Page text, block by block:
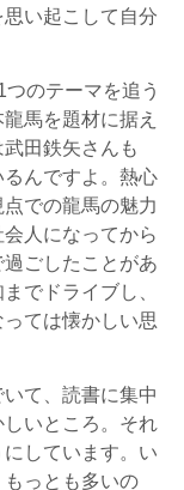
い起こして自分
のテーマを追う
馬を題材に据え
田鉄矢さんも
るんですよ。熱心
での龍馬の魅力
人になってから
ごしたことがあ
でドライブし、
ては懐かしい思
て、読書に集中
いところ。それ
しています。い
っとも多いの